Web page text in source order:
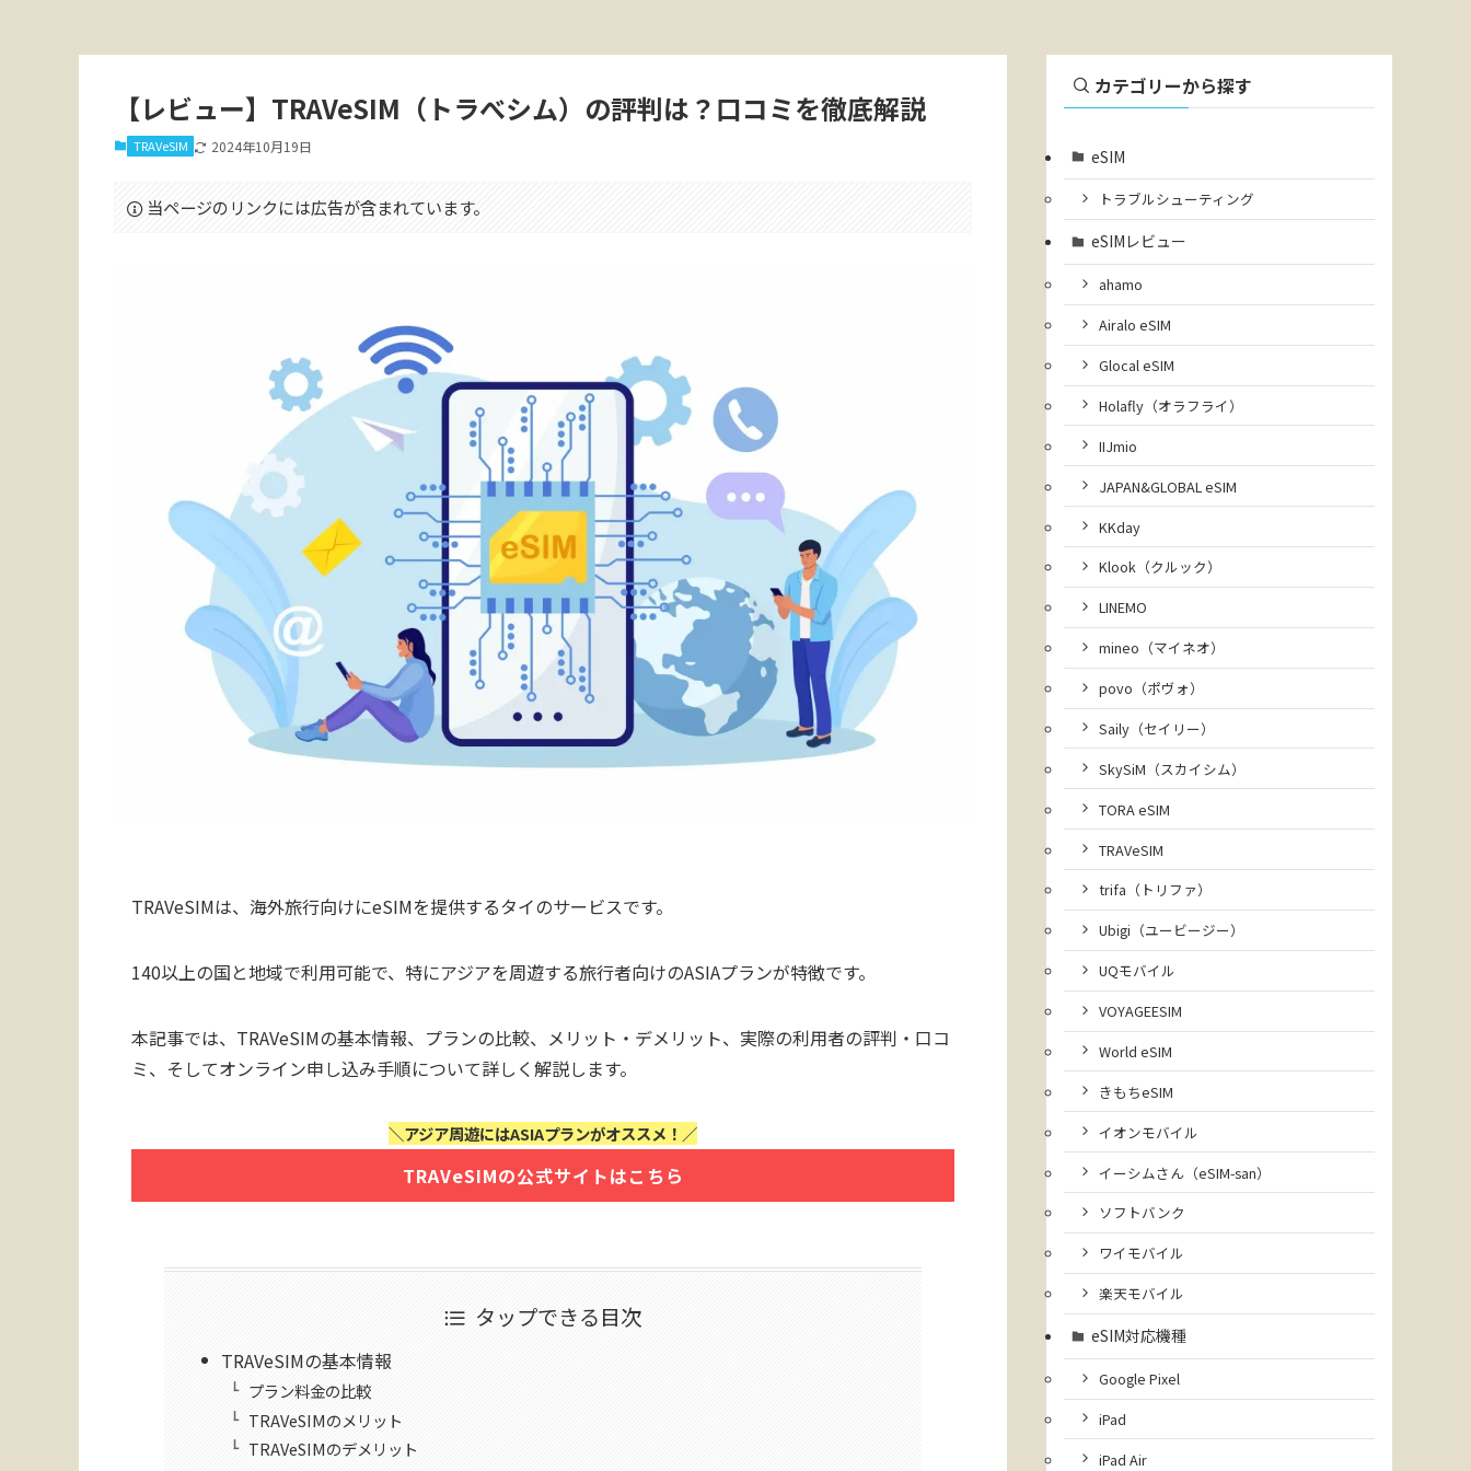
【レビュー】TRAVeSIM（トラべシム）の評判は？口コミを徹底解説
TRAVeSIM 2024年10月19日
当ページのリンクには広告が含まれています。
TRAVeSIMは、海外旅行向けにeSIMを提供するタイのサービスです。
140以上の国と地域で利用可能で、特にアジアを周遊する旅行者向けのASIAプランが特徴です。
本記事では、TRAVeSIMの基本情報、プランの比較、メリット・デメリット、実際の利用者の評判・口コ
ミ、そしてオンライン申し込み手順について詳しく解説します。
＼アジア周遊にはASIAプランがオススメ！／
TRAVeSIMの公式サイトはこちら
タップできる目次
TRAVeSIMの基本情報
プラン料金の比較
TRAVeSIMのメリット
TRAVeSIMのデメリット
カテゴリーから探す
eSIM
トラブルシューティング
eSIMレビュー
ahamo
Airalo eSIM
Glocal eSIM
Holafly（オラフライ）
IIJmio
JAPAN&GLOBAL eSIM
KKday
Klook（クルック）
LINEMO
mineo（マイネオ）
povo（ポヴォ）
Saily（セイリー）
SkySiM（スカイシム）
TORA eSIM
TRAVeSIM
trifa（トリファ）
Ubigi（ユービージー）
UQモバイル
VOYAGEESIM
World eSIM
きもちeSIM
イオンモバイル
イーシムさん（eSIM-san）
ソフトバンク
ワイモバイル
楽天モバイル
eSIM対応機種
Google Pixel
iPad
iPad Air